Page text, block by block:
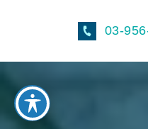
03-